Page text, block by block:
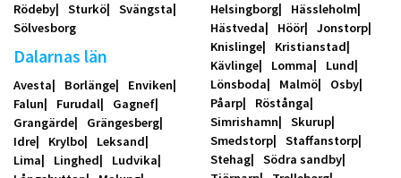
Rödeby
Sturkö
Svängsta
Sölvesborg
Dalarnas län
Avesta Borlänge
Enviken
Falun
Furudal
Gagnef
Grangärde
Grängesberg
Idre
Krylbo
Leksand
Lima
Linghed
Ludvika
Helsingborg
Hässleholm
Hästveda
Höör
Jonstorp
Knislinge
Kristianstad
Kävlinge
Lomma
Lund
Lönsboda
Malmö
Osby
Påarp
Röstånga
Simrishamn
Skurup
Smedstorp
Staffanstorp
Stehag
Södra sandby